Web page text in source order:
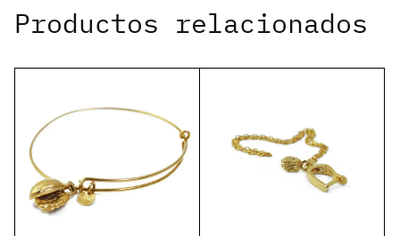
Productos relacionados